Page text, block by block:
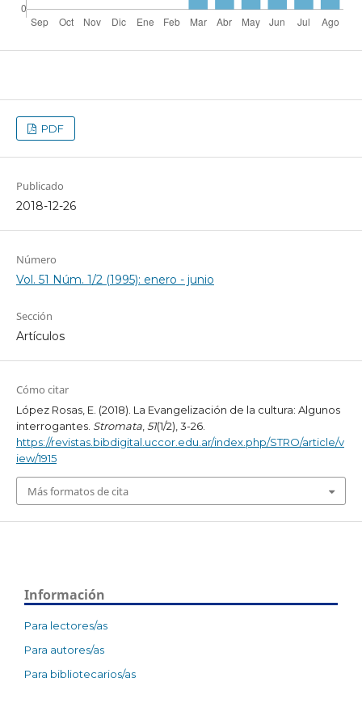
PDF
Publicado
2018-12-26
Número
Vol. 51 Núm. 1/2 (1995): enero - junio
Sección
Artículos
Cómo citar
López Rosas, E. (2018). La Evangelización de la cultura: Algunos
interrogantes. Stromata,51(1/2), 3-26.
https://revistas.bibdigital.uccor.edu.ar/index.php/STRO/article/v
iew/1915
Más formatos de cita
Información
Para lectores/as
Para autores/as
Para bibliotecarios/as